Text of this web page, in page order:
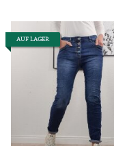
AUF LAGER